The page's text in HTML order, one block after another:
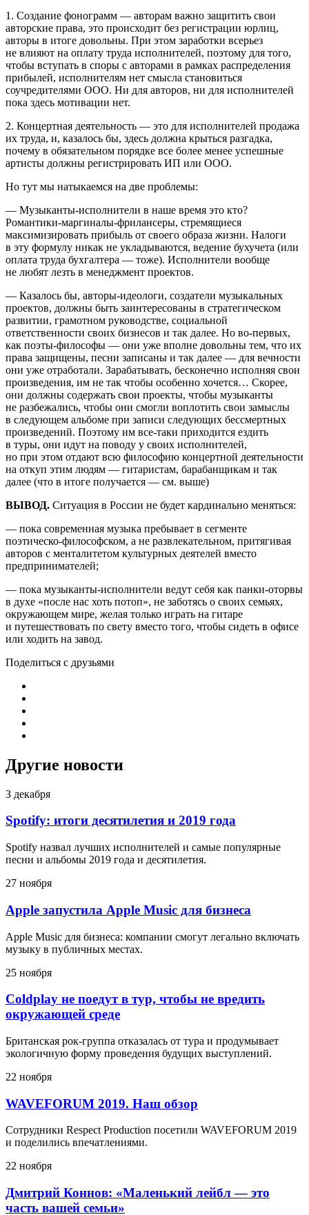
1. Создание фонограмм — авторам важно защитить свои
авторские права, это происходит без регистрации юрлиц,
авторы в итоге довольны. При этом заработки всерьез
не влияют на оплату труда исполнителей, поэтому для того,
чтобы вступать в споры с авторами в рамках распределения
прибылей, исполнителям нет смысла становиться
соучредителями ООО. Ни для авторов, ни для исполнителей
пока здесь мотивации нет.
2. Концертная деятельность — это для исполнителей продажа
их труда, и, казалось бы, здесь должна крыться разгадка,
почему в обязательном порядке все более менее успешные
артисты должны регистрировать ИП или ООО.
Но тут мы натыкаемся на две проблемы:
— Музыканты‑исполнители в наше время это кто?
Романтики‑маргиналы‑фрилансеры, стремящиеся
максимизировать прибыль от своего образа жизни. Налоги
в эту формулу никак не укладываются, ведение бухучета (или
оплата труда бухгалтера — тоже). Исполнители вообще
не любят лезть в менеджмент проектов.
— Казалось бы, авторы‑идеологи, создатели музыкальных
проектов, должны быть заинтересованы в стратегическом
развитии, грамотном руководстве, социальной
ответственности своих бизнесов и так далее. Но во‑первых,
как поэты‑философы — они уже вполне довольны тем, что их
права защищены, песни записаны и так далее — для вечности
они уже отработали. Зарабатывать, бесконечно исполняя свои
произведения, им не так чтобы особенно хочется… Скорее,
они должны содержать свои проекты, чтобы музыканты
не разбежались, чтобы они смогли воплотить свои замыслы
в следующем альбоме при записи следующих бессмертных
произведений. Поэтому им все‑таки приходится ездить
в туры, они идут на поводу у своих исполнителей,
но при этом отдают всю философию концертной деятельности
на откуп этим людям — гитаристам, барабанщикам и так
далее (что в итоге получается — см. выше)
ВЫВОД. Ситуация в России не будет кардинально меняться:
— пока современная музыка пребывает в сегменте
поэтическо‑философском, а не развлекательном, притягивая
авторов с менталитетом культурных деятелей вместо
предпринимателей;
— пока музыканты‑исполнители ведут себя как панки‑оторвы
в духе «после нас хоть потоп», не заботясь о своих семьях,
окружающем мире, желая только играть на гитаре
и путешествовать по свету вместо того, чтобы сидеть в офисе
или ходить на завод.
Поделиться с друзьями
Другие новости
3 декабря
Spotify: итоги десятилетия и 2019 года
Spotify назвал лучших исполнителей и самые популярные
песни и альбомы 2019 года и десятилетия.
27 ноября
Apple запустила Apple Music для бизнеса
Apple Music для бизнеса: компании смогут легально включать
музыку в публичных местах.
25 ноября
Coldplay не поедут в тур, чтобы не вредить
окружающей среде
Британская рок-группа отказалась от тура и продумывает
экологичную форму проведения будущих выступлений.
22 ноября
WAVEFORUM 2019. Наш обзор
Сотрудники Respect Production посетили WAVEFORUM 2019
и поделились впечатлениями.
22 ноября
Дмитрий Коннов: «Маленький лейбл — это
часть вашей семьи»